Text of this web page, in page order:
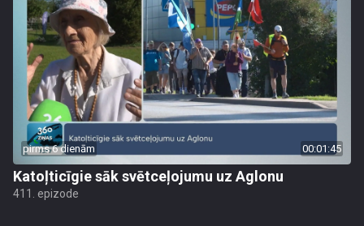
pirms 6 dienām 00:01:45
Katoļticīgie sāk svētceļojumu uz Aglonu
411. epizode